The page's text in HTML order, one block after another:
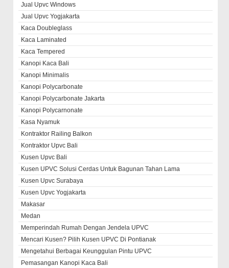
Jual Upvc Windows
Jual Upvc Yogjakarta
Kaca Doubleglass
Kaca Laminated
Kaca Tempered
Kanopi Kaca Bali
Kanopi Minimalis
Kanopi Polycarbonate
Kanopi Polycarbonate Jakarta
Kanopi Polycarnonate
Kasa Nyamuk
Kontraktor Railing Balkon
Kontraktor Upvc Bali
Kusen Upvc Bali
Kusen UPVC Solusi Cerdas Untuk Bagunan Tahan Lama
Kusen Upvc Surabaya
Kusen Upvc Yogjakarta
Makasar
Medan
Memperindah Rumah Dengan Jendela UPVC
Mencari Kusen? Pilih Kusen UPVC Di Pontianak
Mengetahui Berbagai Keunggulan Pintu UPVC
Pemasangan Kanopi Kaca Bali